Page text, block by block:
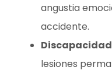
angustia
accidente.
lesiones